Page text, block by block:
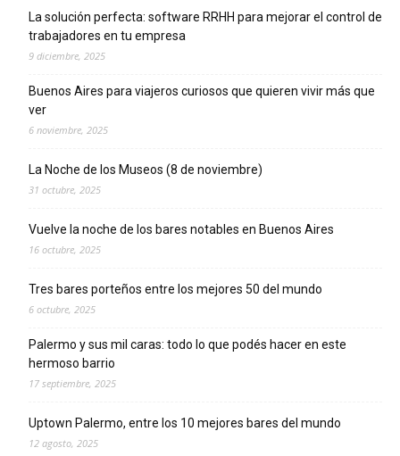
La solución perfecta: software RRHH para mejorar el control de
trabajadores en tu empresa
9 diciembre, 2025
Buenos Aires para viajeros curiosos que quieren vivir más que
ver
6 noviembre, 2025
La Noche de los Museos (8 de noviembre)
31 octubre, 2025
Vuelve la noche de los bares notables en Buenos Aires
16 octubre, 2025
Tres bares porteños entre los mejores 50 del mundo
6 octubre, 2025
Palermo y sus mil caras: todo lo que podés hacer en este
hermoso barrio
17 septiembre, 2025
Uptown Palermo, entre los 10 mejores bares del mundo
12 agosto, 2025